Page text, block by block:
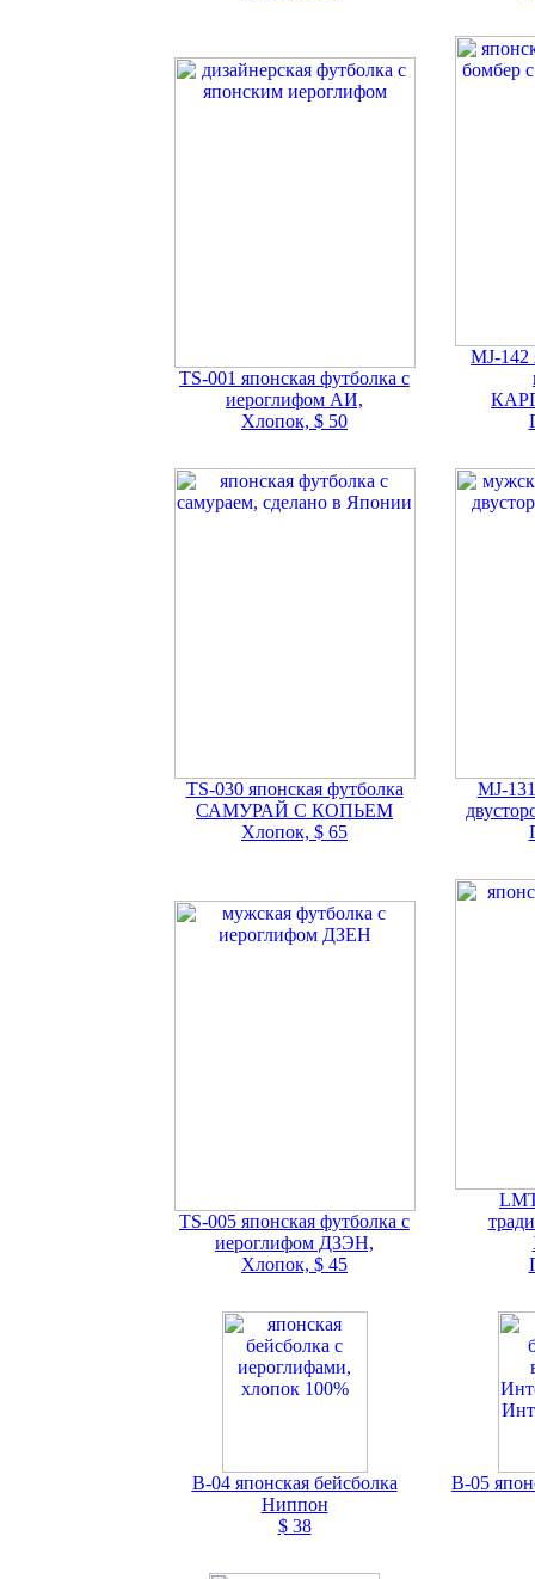
TS-001 японская футболка с
иероглифом АИ,
Хлопок, $ 50
MJ-142
TS-030 японская футболка
САМУРАЙ С КОПЬЕМ
Хлопок, $ 65
MJ-
TS-005 японская футболка с
иероглифом ДЗЭН,
Хлопок, $ 45
В-04 японская бейсболка
Ниппон
$ 38
В-05